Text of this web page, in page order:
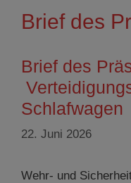
Brief des
Brief des
Schlafwagen
22. Juni 2026
Wehr- und